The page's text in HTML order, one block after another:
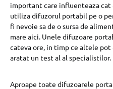
important care influenteaza
utiliza difuzorul portabil pe o
fi nevoie sa de o sursa de
mare aici. Unele difuzoare
cateva ore, in timp ce altele pot
aratat un test al al specialistilor.
Aproape toate difuzoarele